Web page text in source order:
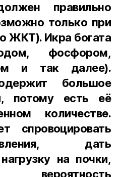
правильно
только при
ЖКТ). Икра богата
фосфором,
и так далее).
большое
потому есть её
количестве.
спровоцировать
дать
на почки,